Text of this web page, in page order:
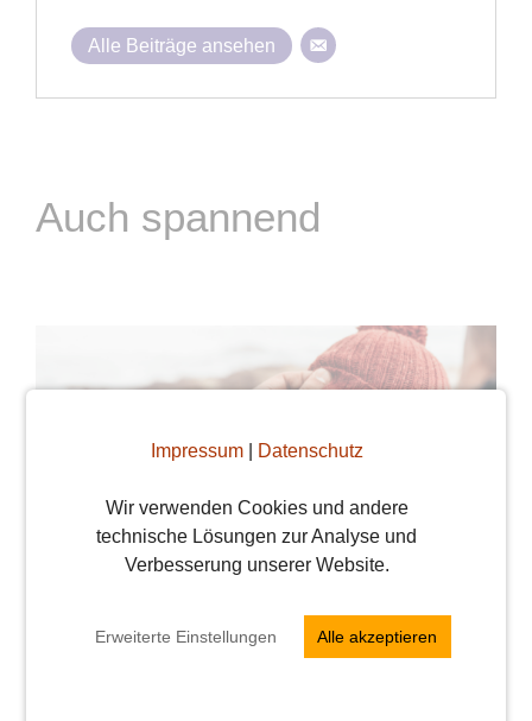
Impressum| Datenschutz
Wir verwenden Cookies und andere
technische Lösungen zur Analyse und
Verbesserung unserer Website.
Erweiterte Einstellungen Alle akzeptieren
Alle Beiträge ansehen
Auch spannend
Der Stuttgarter Singles Blog zieht um